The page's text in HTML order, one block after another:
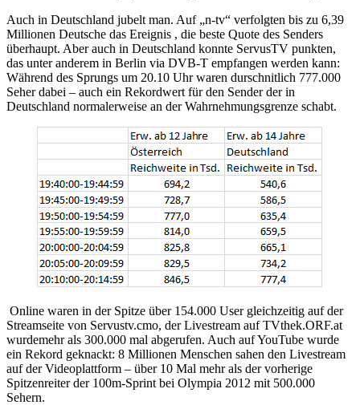
Auch in Deutschland jubelt man. Auf „n-tv“ verfolgten bis zu 6,39
Millionen Deutsche das Ereignis , die beste Quote des Senders
überhaupt. Aber auch in Deutschland konnte ServusTV punkten,
das unter anderem in Berlin via DVB-T empfangen werden kann:
Während des Sprungs um 20.10 Uhr waren durschnitlich 777.000
Seher dabei – auch ein Rekordwert für den Sender der in
Deutschland normalerweise an der Wahrnehmungsgrenze schabt.
Online waren in der Spitze über 154.000 User gleichzeitig auf der
Streamseite von Servustv.cmo, der Livestream auf TVthek.ORF.at
wurdemehr als 300.000 mal abgerufen. Auch auf YouTube wurde
ein Rekord geknackt: 8 Millionen Menschen sahen den Livestream
auf der Videoplattform – über 10 Mal mehr als der vorherige
Spitzenreiter der 100m-Sprint bei Olympia 2012 mit 500.000
Sehern.